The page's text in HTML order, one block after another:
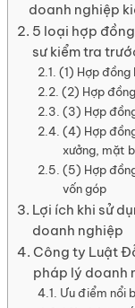
doanh nghiệp
5 loại hợp
sư kiểm tra
(1) Hợp
(2) Hợp
(3) Hợp
(4) Hợp
xưởng, mặt
(5) Hợp
vốn góp
Lợi ích khi sử
doanh nghiệp
Công ty Luật
pháp lý doanh
Ưu điểm nổi